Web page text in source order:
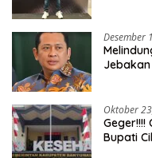
Desember
Oktober
Bupati